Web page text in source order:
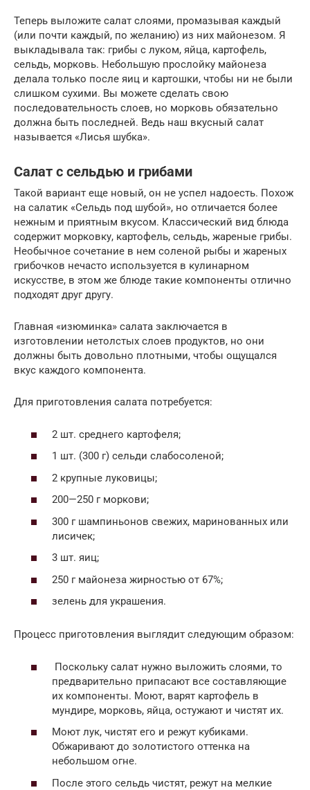
Теперь выложите салат слоями, промазывая каждый
(или почти каждый, по желанию) из них майонезом. Я
выкладывала так: грибы с луком, яйца, картофель,
сельдь, морковь. Небольшую прослойку майонеза
делала только после яиц и картошки, чтобы ни не были
слишком сухими. Вы можете сделать свою
последовательность слоев, но морковь обязательно
должна быть последней. Ведь наш вкусный салат
называется «Лисья шубка».
Салат с сельдью и грибами
Такой вариант еще новый, он не успел надоесть. Похож
на салатик «Сельдь под шубой», но отличается более
нежным и приятным вкусом. Классический вид блюда
содержит морковку, картофель, сельдь, жареные грибы.
Необычное сочетание в нем соленой рыбы и жареных
грибочков нечасто используется в кулинарном
искусстве, в этом же блюде такие компоненты отлично
подходят друг другу.
Главная «изюминка» салата заключается в
изготовлении нетолстых слоев продуктов, но они
должны быть довольно плотными, чтобы ощущался
вкус каждого компонента.
Для приготовления салата потребуется:
2 шт. среднего картофеля;
1 шт. (300 г) сельди слабосоленой;
2 крупные луковицы;
200—250 г моркови;
300 г шампиньонов свежих, маринованных или
лисичек;
3 шт. яиц;
250 г майонеза жирностью от 67%;
зелень для украшения.
Процесс приготовления выглядит следующим образом:
Поскольку салат нужно выложить слоями, то
предварительно припасают все составляющие
их компоненты. Моют, варят картофель в
мундире, морковь, яйца, остужают и чистят их.
Моют лук, чистят его и режут кубиками.
Обжаривают до золотистого оттенка на
небольшом огне.
После этого сельдь чистят, режут на мелкие